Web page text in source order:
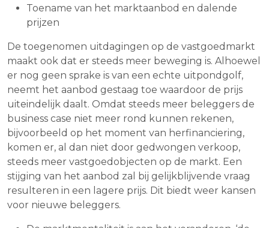
Toename van het marktaanbod en dalende
prijzen
De toegenomen uitdagingen op de vastgoedmarkt
maakt ook dat er steeds meer beweging is. Alhoewel
er nog geen sprake is van een echte uitpondgolf,
neemt het aanbod gestaag toe waardoor de prijs
uiteindelijk daalt. Omdat steeds meer beleggers de
business case niet meer rond kunnen rekenen,
bijvoorbeeld op het moment van herfinanciering,
komen er, al dan niet door gedwongen verkoop,
steeds meer vastgoedobjecten op de markt. Een
stijging van het aanbod zal bij gelijkblijvende vraag
resulteren in een lagere prijs. Dit biedt weer kansen
voor nieuwe beleggers.